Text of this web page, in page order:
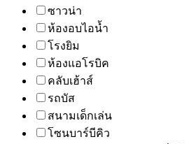
ซาวน่า
ห้องอบไอน้ำ
โรงยิม
ห้องแอโรบิค
คลับเฮ้าส์
รถบัส
สนามเด็กเล่น
โซนบาร์บีคิว